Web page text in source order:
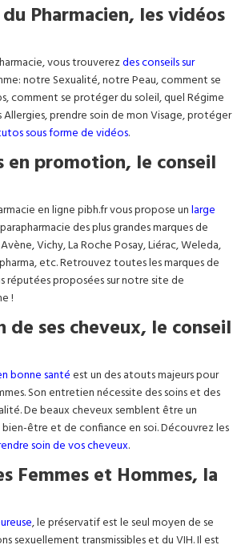
Pharmacien, les vidéos
vous trouverezdes conseils sur
notre Sexualité, notre Peau, comment se
comment se protéger du soleil, quel Régime
prendre soin de mon Visage, protéger
sous forme de vidéos.
en promotion, le conseil
en ligne pibh.fr vous propose unlarge
des plus grandes marques de
Vichy, La Roche Posay, Liérac, Weleda,
etc. Retrouvez toutes les marques de
réputées proposées sur notre site de
!
de ses cheveux, le conseil
bonne santéest un des atouts majeurs pour
Son entretien nécessite des soins et des
De beaux cheveux semblent être un
être et de confiance en soi. Découvrez les
soin de vos cheveux.
Femmes et Hommes, la
, le préservatif est le seul moyen de se
sexuellement transmissibles et du VIH. Il est